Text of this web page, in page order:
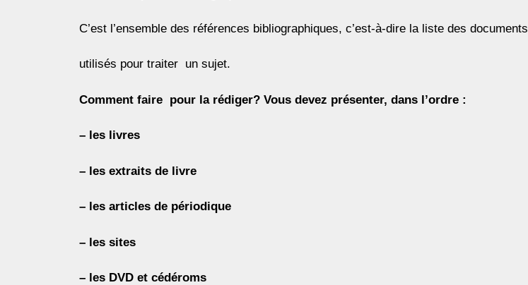
C’est l’ensemble des références bibliographiques, c’est-à-dire la liste des documents
utilisés pour traiter un sujet.
Comment faire pour la rédiger? Vous devez présenter, dans l’ordre :
– les livres
– les extraits de livre
– les articles de périodique
– les sites
– les DVD et cédéroms